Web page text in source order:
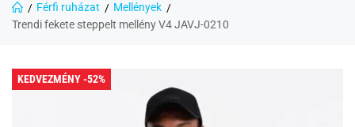
Férfi ruházat
Mellények
Trendi fekete steppelt mellény V4 JAVJ-0210
KEDVEZMÉNY -52%